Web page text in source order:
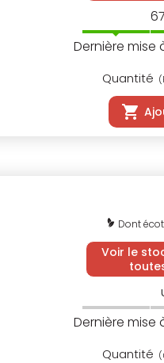
67
Dernière mise
Quantité
Dont
Voir le
Dernière mise
Quantité